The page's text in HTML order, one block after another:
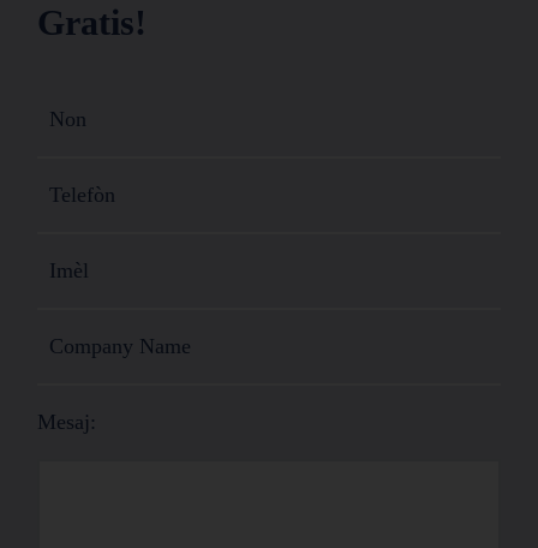
Gratis!
Mesaj: